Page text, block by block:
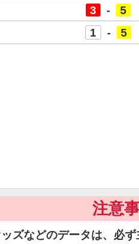
3 - 5
1 - 5
注意
ズなどのデータは、必